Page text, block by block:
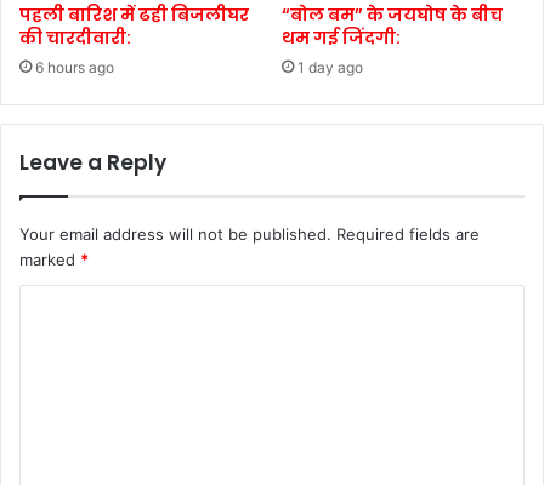
पहली बारिश में ढही बिजलीघर
की चारदीवारी:
6 hours ago
“बोल बम” के जयघोष के बीच
थम गई जिंदगी:
1 day ago
Leave a Reply
Your email address will not be published. Required fields are
marked *